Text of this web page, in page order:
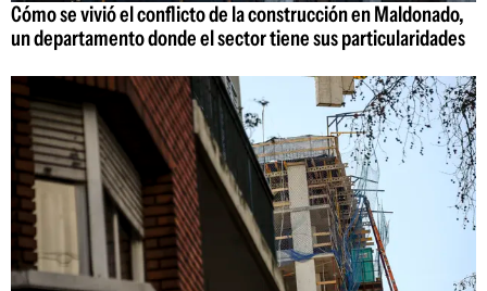
Cómo se vivió el conflicto de la construcción en Maldonado,
un departamento donde el sector tiene sus particularidades